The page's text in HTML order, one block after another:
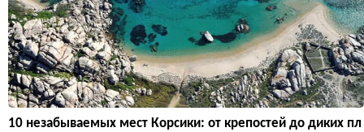
10 незабываемых мест Корсики: от крепостей до диких пл